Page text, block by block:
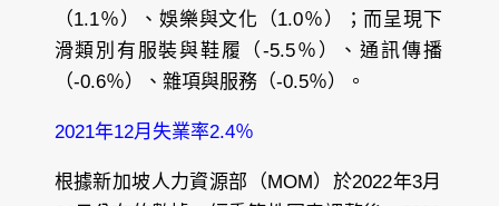
（1.1％）、娛樂與文化（1.0％）；而呈現下
滑類別有服裝與鞋履（-5.5％）、通訊傳播
（-0.6％）、雜項與服務（-0.5％）。
2021年12月失業率2.4％
根據新加坡人力資源部（MOM）於2022年3月